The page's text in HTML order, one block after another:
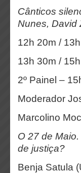
Cânticos
Nunes, David
12h 20m /
13h 30m /
2º Painel –
Moderador
Marcolino
O 27 de
de justiça?
Benja Satula